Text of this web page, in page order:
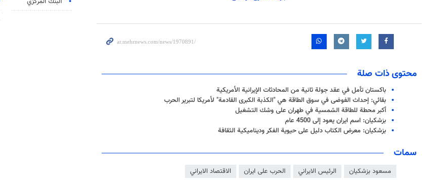
محتوى ذات صلة
باكستان تأمل في عقد جولة ثانية من المحادثات الإيرانية الأمريكية
بقائي: إحداث الفوضى في سوق الطاقة هي "الكذبة الكبرى القادمة" لأمريكا لتبرير الحرب
أكبر محطة للطاقة الشمسية في طهران على وشك التشغيل
بزشكيان: اسم ايران يعود إلى 4500 عام
بزشكيان: معرض الكتاب دليل على حيوية الفكر وديناميكية الثقافة
سمات
مسعود بزشكيان الرئيس الايراني الحرب على ايران الاقتصاد الايراني